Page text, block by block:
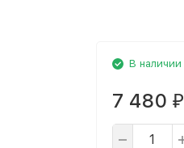
В наличии
7 480 ₽